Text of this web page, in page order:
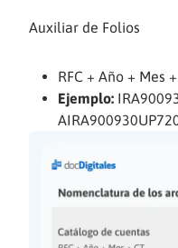
Auxiliar de Folios
RFC + Año + Mes
Ejemplo: